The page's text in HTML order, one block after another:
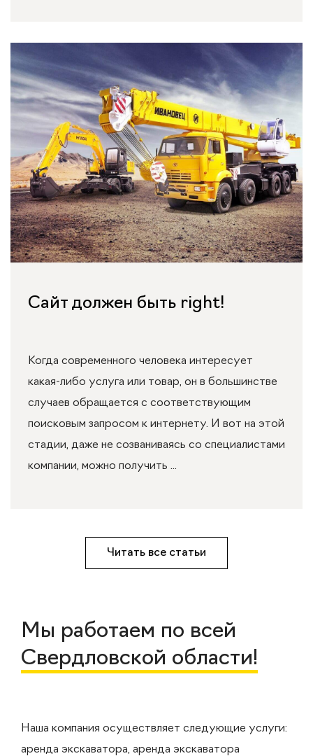
Сайт должен быть right!
Когда современного человека интересует
какая-либо услуга или товар, он в большинстве
случаев обращается с соответствующим
поисковым запросом к интернету. И вот на этой
стадии, даже не созваниваясь со специалистами
компании, можно получить ...
Читать все статьи
Мы работаем по всей
Свердловской области!
Наша компания осуществляет следующие услуги:
аренда экскаватора, аренда экскаватора